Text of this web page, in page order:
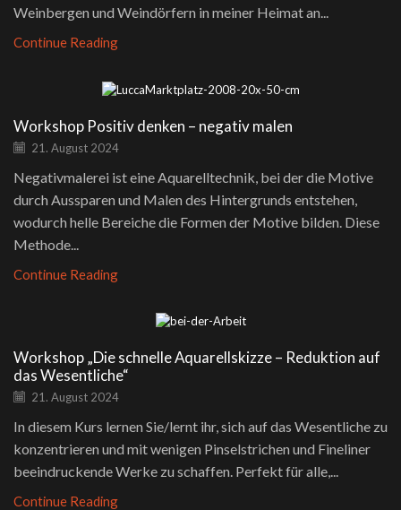
Weinbergen und Weindörfern in meiner Heimat an...
Continue Reading
Workshop Positiv denken – negativ malen
21. August 2024
Negativmalerei ist eine Aquarelltechnik, bei der die Motive
durch Aussparen und Malen des Hintergrunds entstehen,
wodurch helle Bereiche die Formen der Motive bilden. Diese
Methode...
Continue Reading
Workshop „Die schnelle Aquarellskizze – Reduktion auf
das Wesentliche“
21. August 2024
In diesem Kurs lernen Sie/lernt ihr, sich auf das Wesentliche zu
konzentrieren und mit wenigen Pinselstrichen und Fineliner
beeindruckende Werke zu schaffen. Perfekt für alle,...
Continue Reading